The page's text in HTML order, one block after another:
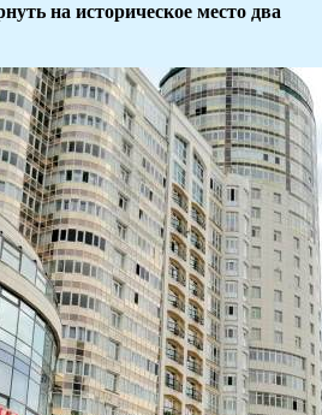
на историческое место два